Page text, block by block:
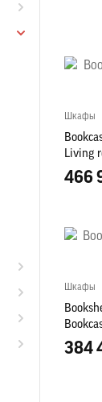
Шкафы
Living
466
Шкафы
384